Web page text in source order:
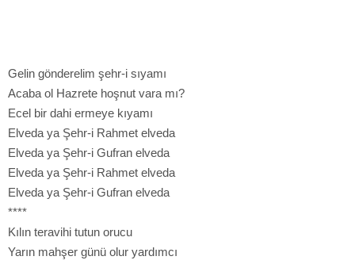
Gelin gönderelim şehr-i sıyamı
Acaba ol Hazrete hoşnut vara mı?
Ecel bir dahi ermeye kıyamı
Elveda ya Şehr-i Rahmet elveda
Elveda ya Şehr-i Gufran elveda
Elveda ya Şehr-i Rahmet elveda
Elveda ya Şehr-i Gufran elveda
****
Kılın teravihi tutun orucu
Yarın mahşer günü olur yardımcı